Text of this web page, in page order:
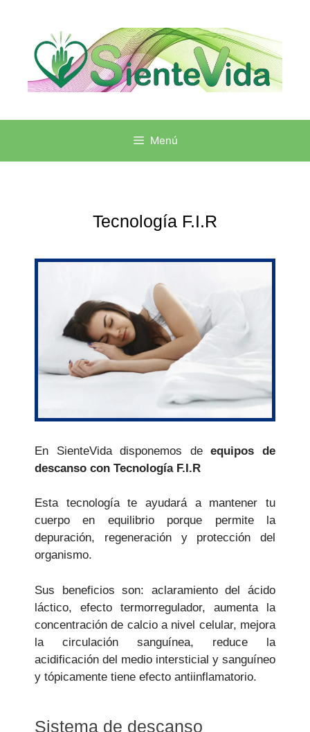
Menú
Tecnología F.I.R
En SienteVida disponemos deequipos de
descanso con Tecnología F.I.R
Esta tecnología te ayudará a mantener tu
cuerpo en equilibrio porque permite la
depuración, regeneración y protección del
organismo.
Sus beneficios son: aclaramiento del ácido
láctico, efecto termorregulador, aumenta la
concentración de calcio a nivel celular, mejora
la circulación sanguínea, reduce la
acidificación del medio intersticial y sanguíneo
y tópicamente tiene efecto antiinflamatorio.
Sistema de descanso